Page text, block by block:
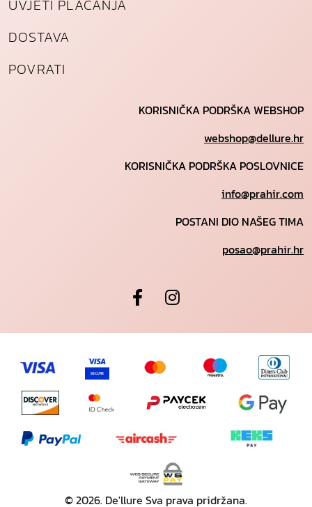
UVJETI PLAĆANJA
DOSTAVA
POVRATI
KORISNIČKA PODRŠKA WEBSHOP
webshop@dellure.hr
KORISNIČKA PODRŠKA POSLOVNICE
info@prahir.com
POSTANI DIO NAŠEG TIMA
posao@prahir.hr
© 2026. De'llure Sva prava pridržana.